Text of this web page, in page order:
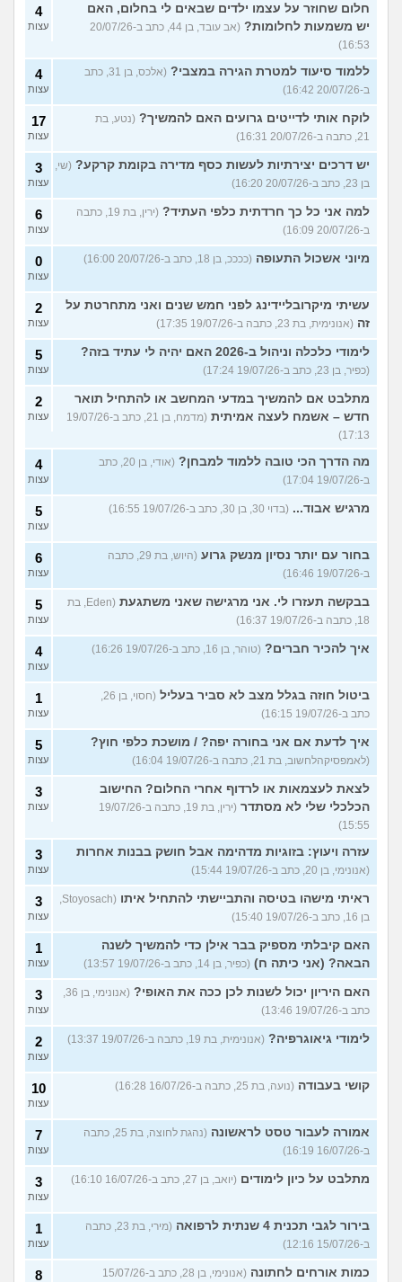
חלום שחוזר על עצמו ילדים שבאים לי בחלום, האם
יש משמעות לחלומות?
(אב עובד, בן 44, כתב ב-20/07/26
16:53)
4
עצות
ללמוד סיעוד למטרת הגירה במצבי?
(אלכס, בן 31, כתב
ב-20/07/26 16:42)
4
עצות
לוקח אותי לדייטים גרועים האם להמשיך? (נטע, בת
21, כתבה ב-20/07/26 16:31)
17
עצות
יש דרכים יצירתיות לעשות כסף מדירה בקומת קרקע? (שי,
בן 23, כתב ב-20/07/26 16:20)
3
עצות
למה אני כל כך חרדתית כלפי העתיד?
(ירין, בת 19, כתבה
ב-20/07/26 16:09)
6
עצות
מיוני אשכול התעופה (ככככ, בן 18, כתב ב-20/07/26 16:00) 0
עצות
עשיתי מיקרובליידינג לפני חמש שנים ואני מתחרטת על
זה (אנונימית, בת 23, כתבה ב-19/07/26 17:35)
2
עצות
לימודי כלכלה וניהול ב-2026 האם יהיה לי עתיד בזה?
(כפיר, בן 23, כתב ב-19/07/26 17:24)
5
עצות
מתלבט אם להמשיך במדעי המחשב או להתחיל תואר
חדש – אשמח לעצה אמיתית
(מדמח, בן 21, כתב ב-19/07/26
17:13)
2
עצות
מה הדרך הכי טובה ללמוד למבחן?
(אודי, בן 20, כתב
ב-19/07/26 17:04)
4
עצות
מרגיש אבוד... (בדוי 30, בן 30, כתב ב-19/07/26 16:55) 5
עצות
בחור עם יותר נסיון מנשק גרוע
(היוש, בת 29, כתבה
ב-19/07/26 16:46)
6
עצות
בבקשה תעזרו לי. אני מרגישה שאני משתגעת
(Eden, בת
18, כתבה ב-19/07/26 16:37)
5
עצות
איך להכיר חברים? (טוהר, בן 16, כתב ב-19/07/26 16:26) 4
עצות
ביטול חוזה בגלל מצב לא סביר בעליל
כתב ב-19/07/26 16:15)
1
עצות
איך לדעת אם אני בחורה יפה? / מושכת כלפי חוץ?
(לאמפסיקהלחשוב, בת 21, כתבה ב-19/07/26 16:04)
5
עצות
לצאת לעצמאות או לרדוף אחרי החלום? החישוב
הכלכלי שלי לא מסתדר
(ירין, בת 19, כתבה ב-19/07/26
15:55)
3
עצות
עזרה ויעוץ: בזוגיות מדהימה אבל חושק בבנות אחרות
(אנונימי, בן 20, כתב ב-19/07/26 15:44)
3
עצות
ראיתי מישהו בטיסה והתביישתי להתחיל איתו
בן 16, כתב ב-19/07/26 15:40)
3
עצות
האם קיבלתי מספיק בבר אילן כדי להמשיך לשנה
הבאה? (אני כיתה ח) (כפיר, בן 14, כתב ב-19/07/26 13:57)
1
עצות
האם היריון יכול לשנות לכן ככה את האופי?
כתב ב-19/07/26 13:46)
3
עצות
לימודי גיאוגרפיה? (אנונימית, בת 19, כתבה ב-19/07/26 13:37) 2
עצות
קושי בעבודה (נועה, בת 25, כתבה ב-16/07/26 16:28) 10
עצות
אמורה לעבור טסט לראשונה
(נהגת לחוצה, בת 25, כתבה
ב-16/07/26 16:19)
7
עצות
מתלבט על כיון לימודים (יואב, בן 27, כתב ב-16/07/26 16:10) 3
עצות
בירור לגבי תכנית 4 שנתית לרפואה
(מירי, בת 23, כתבה
ב-15/07/26 12:16)
1
עצות
כמות אורחים לחתונה (אנונימי, בן 28, כתב ב-15/07/26 8